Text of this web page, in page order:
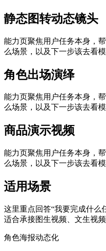
静态图转动态镜头
能力页聚焦用户任务本身，
么场景，以及下一步该去看
角色出场演绎
能力页聚焦用户任务本身，
么场景，以及下一步该去看
商品演示视频
能力页聚焦用户任务本身，
么场景，以及下一步该去看
适用场景
这里重点回答“我要完成什么
适合承接图生视频、文生视
角色海报动态化